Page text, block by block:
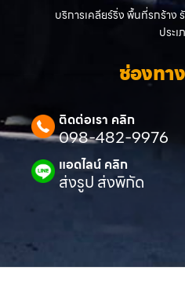
บริการเคลียร์ริ่ง พื้นที่รกร้า
ประเ
ช่องทา
ติดต่อเรา คลิก
098-482-9976
แอดไลน์ คลิก
ส่งรูป ส่งพิกัด